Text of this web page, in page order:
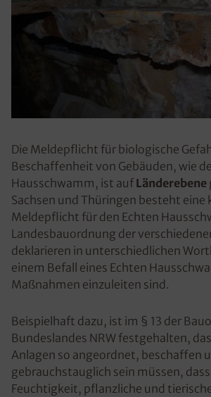
Die Meldepflicht für biologische
Beschaffenheit von Gebäuden, wie
Hausschwamm, ist auf Länderebene
Sachsen und Thüringen besteht eine
Meldepflicht für den Echten
Landesbauordnung der
deklarieren in unterschiedlichen
einem Befall eines Echten
Maßnahmen einzuleiten sind.
Beispielhaft dazu, ist im § 13 der
Bundeslandes NRW festgehalten,
Anlagen so angeordnet, beschaffen
gebrauchstauglich sein müssen,
Feuchtigkeit, pflanzliche und